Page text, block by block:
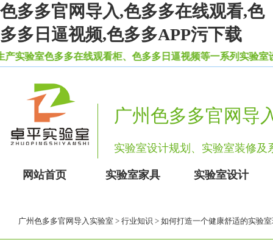
色多多官网导入,色多多在线观看,色
多多日逼视频,色多多APP污下载
验室色多多在线观看柜、色多多日逼视频等一系列实验室设备
广州色多多官网导
实验室设计规划、实验室装修
网站首页 实验室家具 实验室设计
广州色多多官网导入实验室 > 行业知识 > 如何打造一个健康舒适的实验